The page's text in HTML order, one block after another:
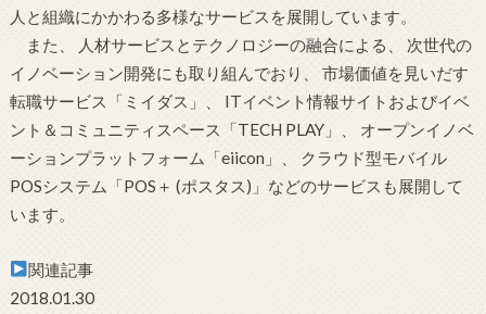
人と組織にかかわる多様なサービスを展開しています。
また、 人材サービスとテクノロジーの融合による、 次世代の
イノベーション開発にも取り組んでおり、 市場価値を見いだす
転職サービス「ミイダス」、 ITイベント情報サイトおよびイベ
ント＆コミュニティスペース「TECH PLAY」、 オープンイノベ
ーションプラットフォーム「eiicon」、 クラウド型モバイル
POSシステム「POS＋ (ポスタス)」などのサービスも展開して
います。
関連記事
2018.01.30